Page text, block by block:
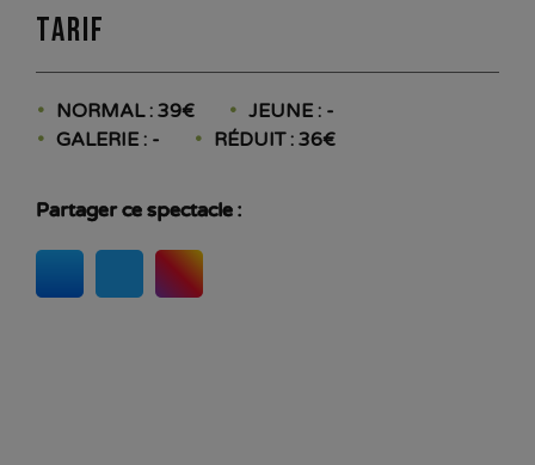
Tarif
NORMAL : 39€
JEUNE : -
GALERIE : -
RÉDUIT : 36€
Partager ce spectacle :